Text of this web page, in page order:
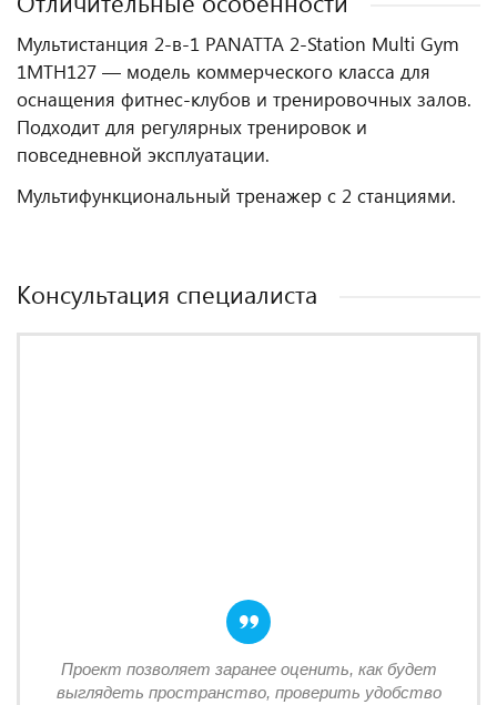
Мультистанция 2-в-1 PANATTA 2-Station Multi Gym
1MTH127 — модель коммерческого класса для
оснащения фитнес‑клубов и тренировочных залов.
Подходит для регулярных тренировок и
повседневной эксплуатации.
Мультифункциональный тренажер с 2 станциями.
Консультация специалиста
Проект позволяет заранее оценить, как будет
выглядеть пространство, проверить удобство